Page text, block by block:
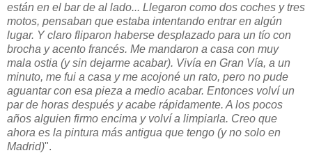
están en el bar de al lado... Llegaron como dos coches y tres
motos, pensaban que estaba intentando entrar en algún
lugar. Y claro fliparon haberse desplazado para un tío con
brocha y acento francés. Me mandaron a casa con muy
mala ostia (y sin dejarme acabar). Vivía en Gran Vía, a un
minuto, me fui a casa y me acojoné un rato, pero no pude
aguantar con esa pieza a medio acabar. Entonces volví un
par de horas después y acabe rápidamente. A los pocos
años alguien firmo encima y volví a limpiarla. Creo que
ahora es la pintura más antigua que tengo (y no solo en
Madrid)".